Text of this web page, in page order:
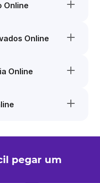
Online
Online
Online
pegar um